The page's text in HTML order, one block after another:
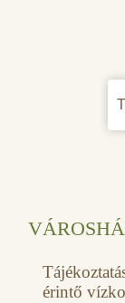
érintő